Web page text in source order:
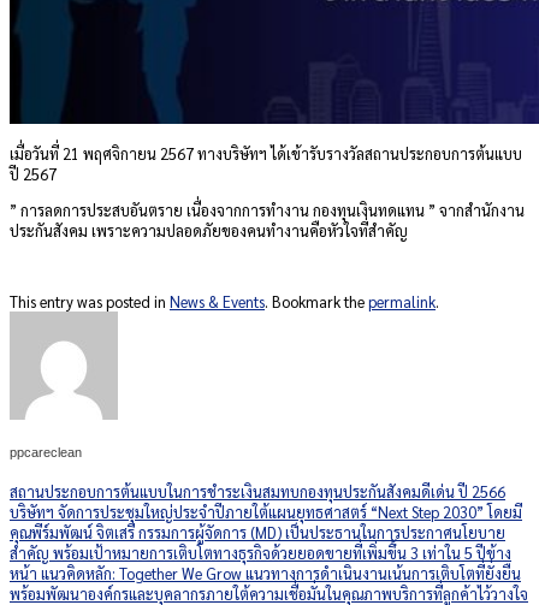
เมื่อวันที่ 21 พฤศจิกายน 2567 ทางบริษัทฯ ได้เข้ารับรางวัลสถานประกอบการต้นแบบ
ปี 2567
” การลดการประสบอันตราย เนื่องจากการทำงาน กองทุนเงินทดแทน ” จากสำนักงาน
ประกันสังคม เพราะความปลอดภัยของคนทำงานคือหัวใจที่สำคัญ
This entry was posted in News & Events. Bookmark thepermalink.
ppcareclean
สถานประกอบการต้นแบบในการชำระเงินสมทบกองทุนประกันสังคมดีเด่น ปี 2566
บริษัทฯ จัดการประชุมใหญ่ประจำปีภายใต้แผนยุทธศาสตร์ “Next Step 2030” โดยมี
คุณพีร์มพัฒน์ จิตเสรี กรรมการผู้จัดการ (MD) เป็นประธานในการประกาศนโยบาย
สำคัญ พร้อมเป้าหมายการเติบโตทางธุรกิจด้วยยอดขายที่เพิ่มขึ้น 3 เท่าใน 5 ปีข้าง
หน้า แนวคิดหลัก: Together We Grow แนวทางการดำเนินงานเน้นการเติบโตที่ยั่งยืน
พร้อมพัฒนาองค์กรและบุคลากรภายใต้ความเชื่อมั่นในคุณภาพบริการที่ลูกค้าไว้วางใจ